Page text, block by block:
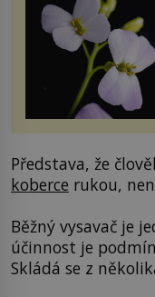
Představa, že
koberce rukou,
Běžný vysavač je
účinnost je
Skládá se z